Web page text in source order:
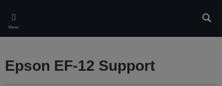
main
content
Меню
Epson EF-12 Support